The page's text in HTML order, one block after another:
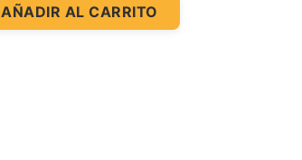
AÑADIR AL CARRITO